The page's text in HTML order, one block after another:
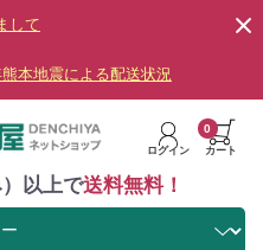
して
熊本地震による配送状況
ログイン カート
0
以上で送料無料！